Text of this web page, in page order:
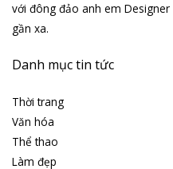
với đông đảo anh em Designer
gần xa.
Danh mục tin tức
Thời trang
Văn hóa
Thể thao
Làm đẹp